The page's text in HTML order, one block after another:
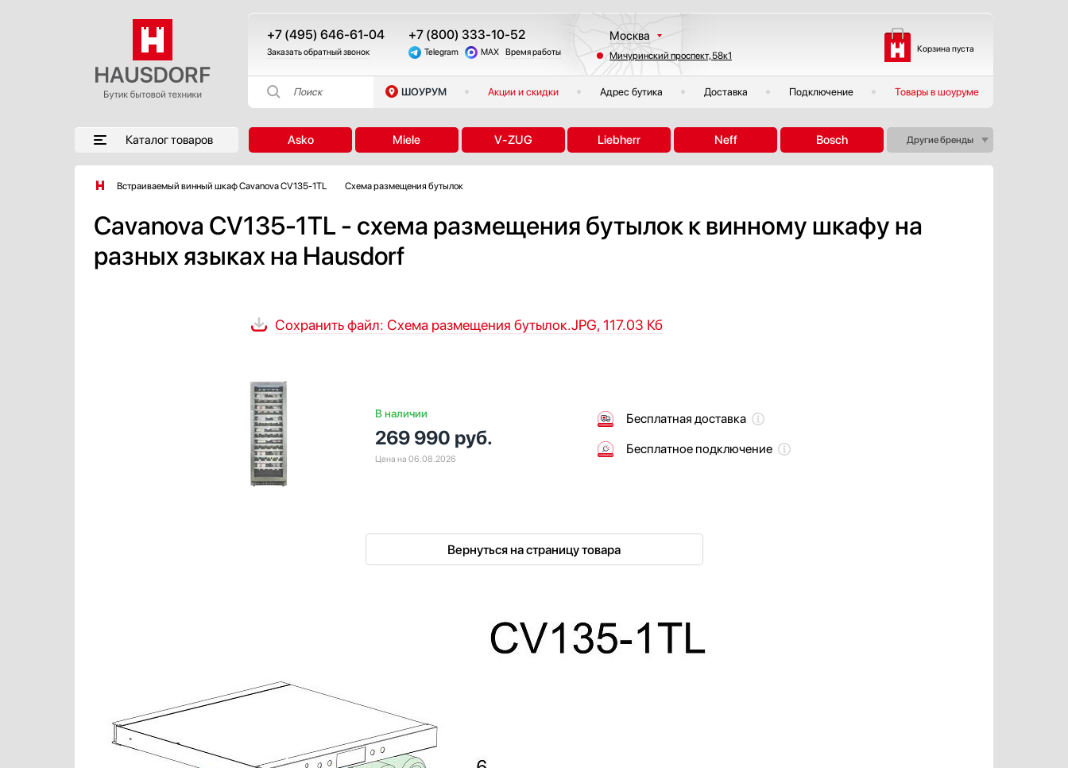
+7 (495) 646-61-04
Заказать обратный звонок
+7 (800) 333-10-52
Telegram MAX Время работы
Москва
Санкт-Петербург
Казань
Екатеринбург
Мичуринский проспект, 58к1
Корзина пуста
Поиск ШОУРУМ Акции и скидки Адрес бутика Доставка Подключение Товары в шоуруме
Каталог товаров Asko Miele V-ZUG Liebherr Neff Bosch Другие бренды
Встраиваемый винный шкаф Cavanova CV135-1TL Схема размещения бутылок
Cavanova CV135-1TL - схема размещения бутылок к винному шкафу на
разных языках на Hausdorf
Сохранить файл: Схема размещения бутылок.JPG, 117.03 Кб
В наличии
269 990 руб.
Цена на 06.08.2026
Бесплатная доставка
Бесплатное подключение
Вернуться на страницу товара